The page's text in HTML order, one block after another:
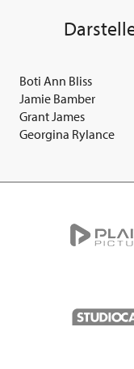
Boti Ann Bliss
Jamie Bamber
Grant James
Georgina Rylance